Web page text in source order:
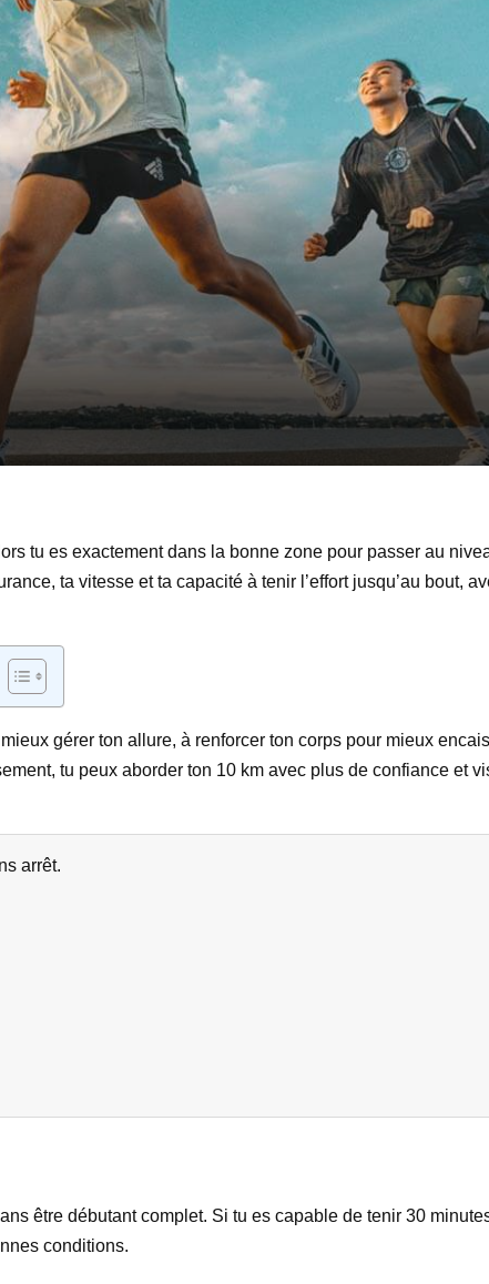
tu es exactement dans la bonne zone pour passer au
ta vitesse et ta capacité à tenir l’effort jusqu’au bout,
gérer ton allure, à renforcer ton corps pour mieux
tu peux aborder ton 10 km avec plus de confiance et
arrêt.
être débutant complet. Si tu es capable de tenir 30
conditions.